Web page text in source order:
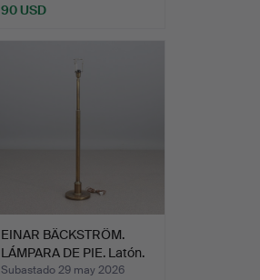
90 USD
EINAR BÄCKSTRÖM.
LÁMPARA DE PIE. Latón.
Me…
Subastado 29 may 2026